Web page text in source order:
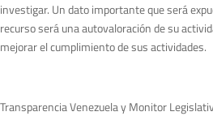
investigar. Un dato importante que será
recurso será una autovaloración de su
mejorar el cumplimiento de sus actividades.
Transparencia Venezuela y Monitor